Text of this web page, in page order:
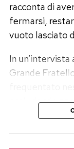
racconta di
fermarsi,
vuoto lasciato
In un’intervista
Grande
escludendo